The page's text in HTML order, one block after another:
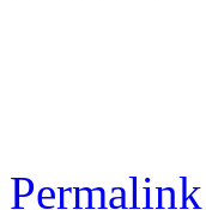
Permalink